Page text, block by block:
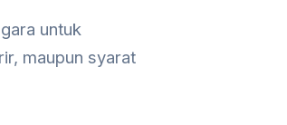
untuk
maupun syarat